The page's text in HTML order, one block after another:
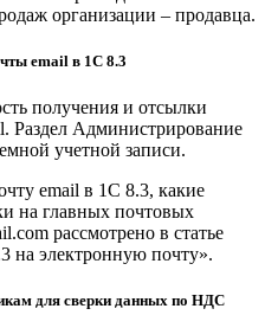
организации – продавца.
email в 1С 8.3
получения и отсылки
Раздел Администрирование
учетной записи.
email в 1С 8.3, какие
на главных почтовых
рассмотрено в статье
на электронную почту».
для сверки данных по НДС